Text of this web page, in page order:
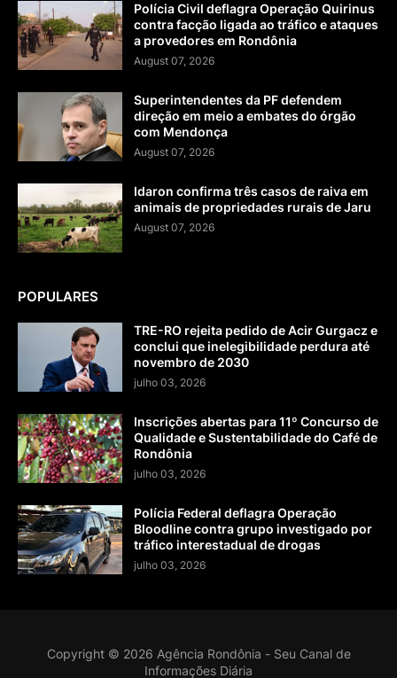
Polícia Civil deflagra Operação Quirinus
contra facção ligada ao tráfico e ataques
a provedores em Rondônia
August 07, 2026
Superintendentes da PF defendem
direção em meio a embates do órgão
com Mendonça
August 07, 2026
Idaron confirma três casos de raiva em
animais de propriedades rurais de Jaru
August 07, 2026
POPULARES
TRE-RO rejeita pedido de Acir Gurgacz e
conclui que inelegibilidade perdura até
novembro de 2030
julho 03, 2026
Inscrições abertas para 11º Concurso de
Qualidade e Sustentabilidade do Café de
Rondônia
julho 03, 2026
Polícia Federal deflagra Operação
Bloodline contra grupo investigado por
tráfico interestadual de drogas
julho 03, 2026
Copyright © 2026 Agência Rondônia - Seu Canal de
Informações Diária